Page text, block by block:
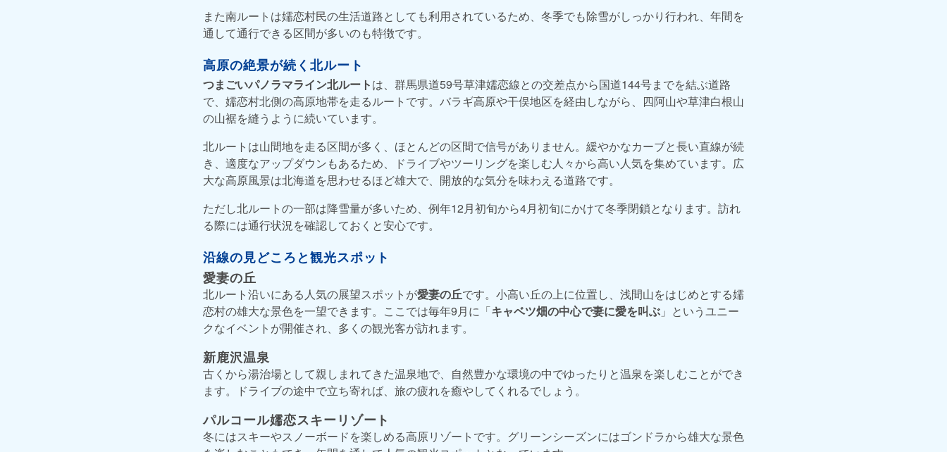
また南ルートは嬬恋村民の生活道路としても利用されているため、冬季でも除雪がしっかり行われ、年間を
通して通行できる区間が多いのも特徴です。
高原の絶景が続く北ルート
つまごいパノラマライン北ルートは、群馬県道59号草津嬬恋線との交差点から国道144号までを結ぶ道路
で、嬬恋村北側の高原地帯を走るルートです。バラギ高原や干俣地区を経由しながら、四阿山や草津白根山
の山裾を縫うように続いています。
北ルートは山間地を走る区間が多く、ほとんどの区間で信号がありません。緩やかなカーブと長い直線が続
き、適度なアップダウンもあるため、ドライブやツーリングを楽しむ人々から高い人気を集めています。広
大な高原風景は北海道を思わせるほど雄大で、開放的な気分を味わえる道路です。
ただし北ルートの一部は降雪量が多いため、例年12月初旬から4月初旬にかけて冬季閉鎖となります。訪れ
る際には通行状況を確認しておくと安心です。
沿線の見どころと観光スポット
愛妻の丘
北ルート沿いにある人気の展望スポットが愛妻の丘です。小高い丘の上に位置し、浅間山をはじめとする嬬
恋村の雄大な景色を一望できます。ここでは毎年9月に「キャベツ畑の中心で妻に愛を叫ぶ 」というユニー
クなイベントが開催され、多くの観光客が訪れます。
新鹿沢温泉
古くから湯治場として親しまれてきた温泉地で、自然豊かな環境の中でゆったりと温泉を楽しむことができ
ます。ドライブの途中で立ち寄れば、旅の疲れを癒やしてくれるでしょう。
パルコール嬬恋スキーリゾート
冬にはスキーやスノーボードを楽しめる高原リゾートです。グリーンシーズンにはゴンドラから雄大な景色